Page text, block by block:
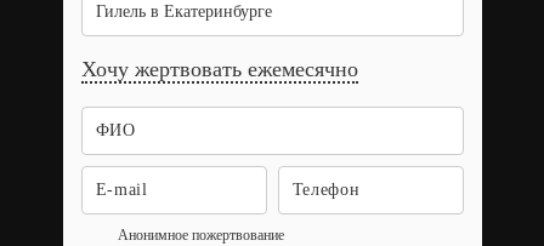
Гилель в Екатеринбурге
Хочу жертвовать ежемесячно
Анонимное пожертвование